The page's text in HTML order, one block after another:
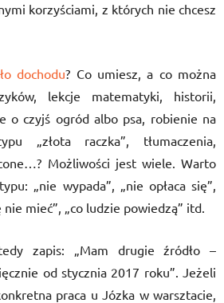
korzyściami, z których nie chcesz
dochodu? Co umiesz, a co można
lekcje matematyki, historii,
o czyjś ogród albo psa, robienie na
„złota raczka”, tłumaczenia,
Możliwości jest wiele. Warto
„nie wypada”, „nie opłaca się”,
nie mieć”, „co ludzie powiedzą” itd.
zapis: „Mam drugie źródło –
od stycznia 2017 roku”. Jeżeli
praca u Józka w warsztacie,